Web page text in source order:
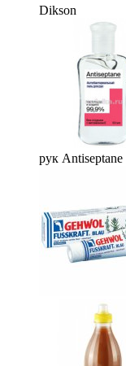
Dikson
рук Antiseptane